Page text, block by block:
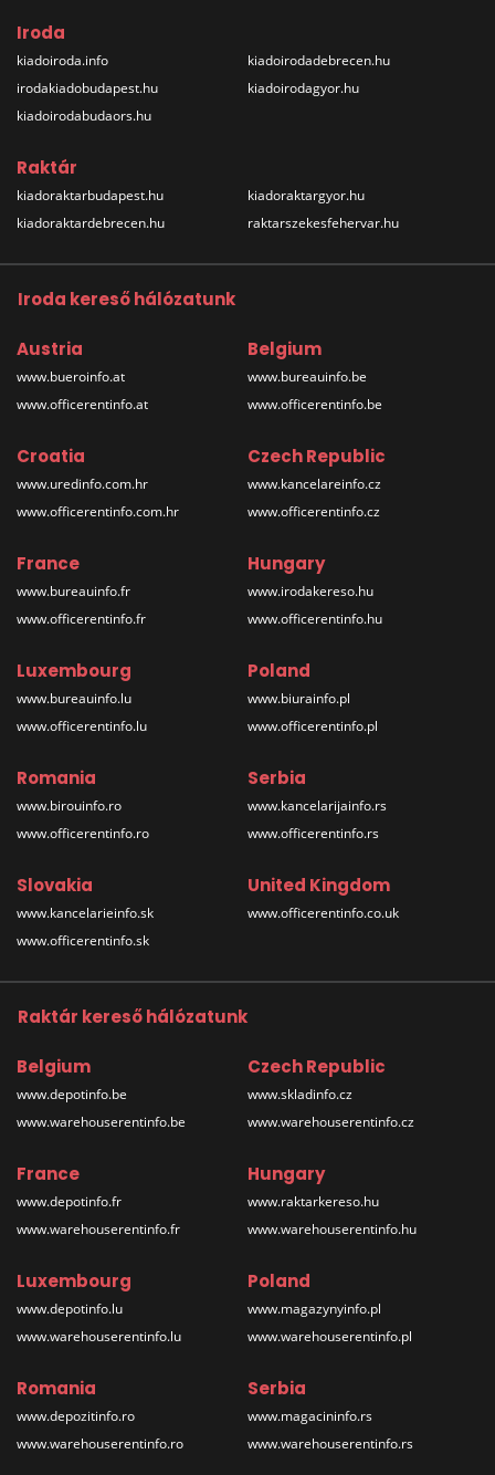
Iroda
kiadoiroda.info
irodakiadobudapest.hu
kiadoirodabudaors.hu
kiadoirodadebrecen.hu
kiadoirodagyor.hu
Raktár
kiadoraktarbudapest.hu
kiadoraktardebrecen.hu
kiadoraktargyor.hu
raktarszekesfehervar.hu
Iroda kereső hálózatunk
Austria
www.bueroinfo.at
www.officerentinfo.at
Belgium
www.bureauinfo.be
www.officerentinfo.be
Croatia
www.uredinfo.com.hr
www.officerentinfo.com.hr
Czech Republic
www.kancelareinfo.cz
www.officerentinfo.cz
France
www.bureauinfo.fr
www.officerentinfo.fr
Hungary
www.irodakereso.hu
www.officerentinfo.hu
Luxembourg
www.bureauinfo.lu
www.officerentinfo.lu
Poland
www.biurainfo.pl
www.officerentinfo.pl
Romania
www.birouinfo.ro
www.officerentinfo.ro
Serbia
www.kancelarijainfo.rs
www.officerentinfo.rs
Slovakia
www.kancelarieinfo.sk
www.officerentinfo.sk
United Kingdom
www.officerentinfo.co.uk
Raktár kereső hálózatunk
Belgium
www.depotinfo.be
www.warehouserentinfo.be
Czech Republic
www.skladinfo.cz
www.warehouserentinfo.cz
France
www.depotinfo.fr
www.warehouserentinfo.fr
Hungary
www.raktarkereso.hu
www.warehouserentinfo.hu
Luxembourg
www.depotinfo.lu
www.warehouserentinfo.lu
Poland
www.magazynyinfo.pl
www.warehouserentinfo.pl
Romania
www.depozitinfo.ro
www.warehouserentinfo.ro
Serbia
www.magacininfo.rs
www.warehouserentinfo.rs